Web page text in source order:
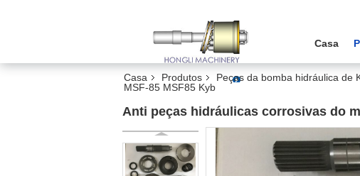
Casa
Casa Produtos Peças da bomba hidráulica de
MSF-85 MSF85 Kyb
Anti peças hidráulicas corrosivas do